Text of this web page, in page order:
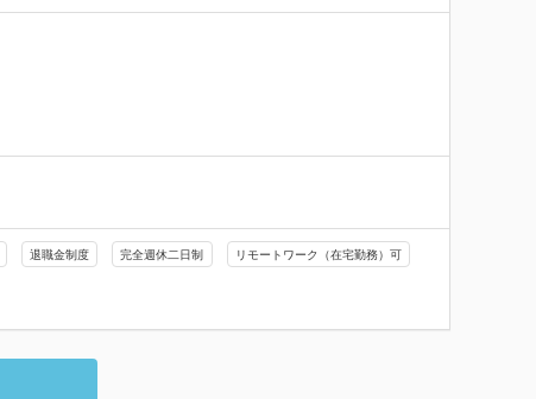
退職金制度 完全週休二日制 リモートワーク（在宅勤務）可